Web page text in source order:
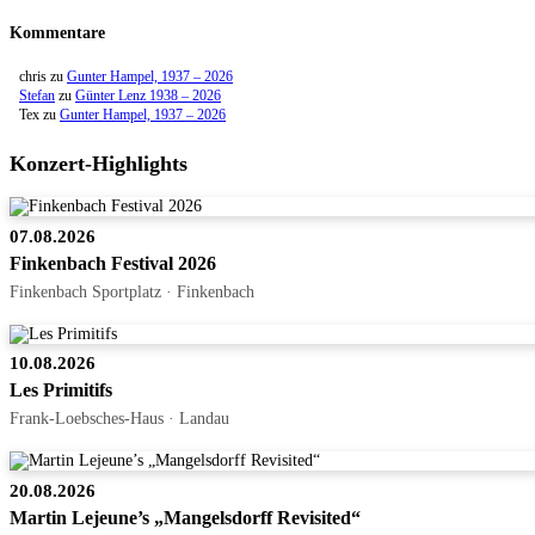
Kommentare
chris zu Gunter Hampel, 1937 – 2026
Stefan zu Günter Lenz 1938 – 2026
Tex zu Gunter Hampel, 1937 – 2026
Konzert-Highlights
07.08.2026
Finkenbach Festival 2026
Finkenbach Sportplatz · Finkenbach
10.08.2026
Les Primitifs
Frank-Loebsches-Haus · Landau
20.08.2026
Martin Lejeune’s „Mangelsdorff Revisited“